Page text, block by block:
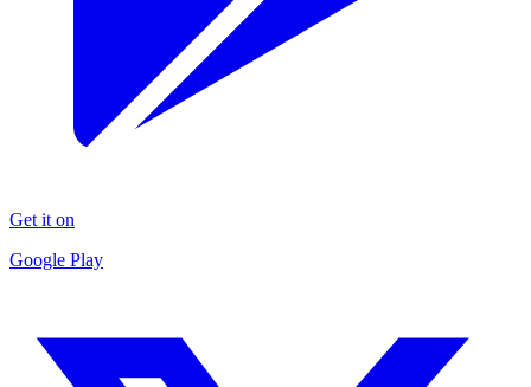
Get it on
Google Play